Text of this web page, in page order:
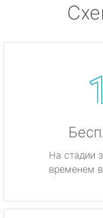
На стадии
временем